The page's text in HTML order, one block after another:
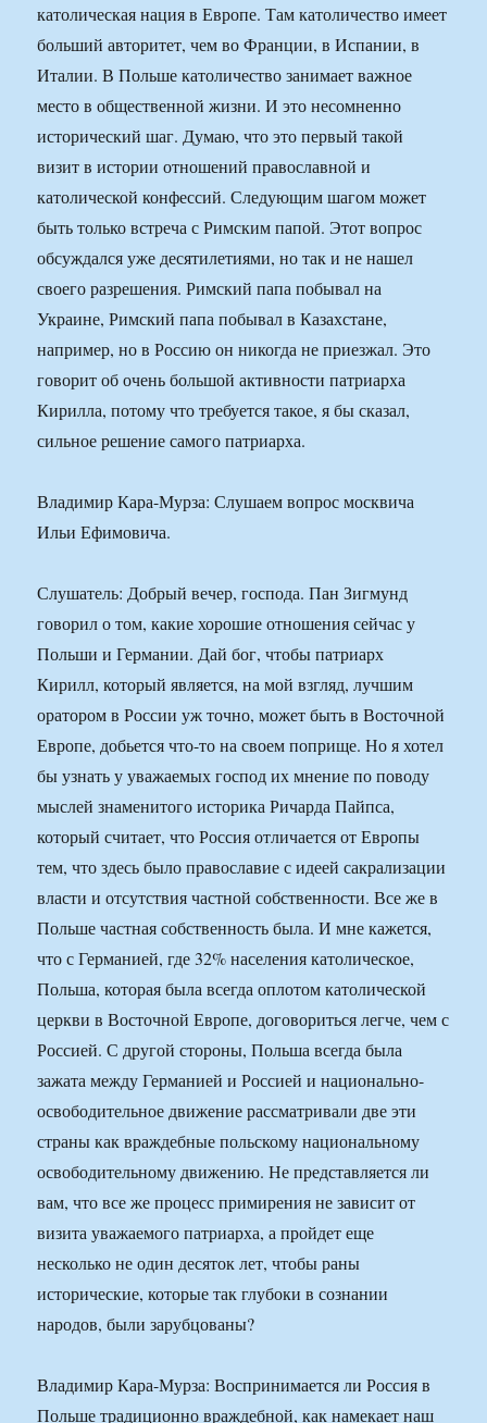
католическая нация в Европе. Там католичество имеет
больший авторитет, чем во Франции, в Испании, в
Италии. В Польше католичество занимает важное
место в общественной жизни. И это несомненно
исторический шаг. Думаю, что это первый такой
визит в истории отношений православной и
католической конфессий. Следующим шагом может
быть только встреча с Римским папой. Этот вопрос
обсуждался уже десятилетиями, но так и не нашел
своего разрешения. Римский папа побывал на
Украине, Римский папа побывал в Казахстане,
например, но в Россию он никогда не приезжал. Это
говорит об очень большой активности патриарха
Кирилла, потому что требуется такое, я бы сказал,
сильное решение самого патриарха.
Владимир Кара-Мурза: Слушаем вопрос москвича
Ильи Ефимовича.
Слушатель: Добрый вечер, господа. Пан Зигмунд
говорил о том, какие хорошие отношения сейчас у
Польши и Германии. Дай бог, чтобы патриарх
Кирилл, который является, на мой взгляд, лучшим
оратором в России уж точно, может быть в Восточной
Европе, добьется что-то на своем поприще. Но я хотел
бы узнать у уважаемых господ их мнение по поводу
мыслей знаменитого историка Ричарда Пайпса,
который считает, что Россия отличается от Европы
тем, что здесь было православие с идеей сакрализации
власти и отсутствия частной собственности. Все же в
Польше частная собственность была. И мне кажется,
что с Германией, где 32% населения католическое,
Польша, которая была всегда оплотом католической
церкви в Восточной Европе, договориться легче, чем с
Россией. С другой стороны, Польша всегда была
зажата между Германией и Россией и национально-
освободительное движение рассматривали две эти
страны как враждебные польскому национальному
освободительному движению. Не представляется ли
вам, что все же процесс примирения не зависит от
визита уважаемого патриарха, а пройдет еще
несколько не один десяток лет, чтобы раны
исторические, которые так глубоки в сознании
народов, были зарубцованы?
Владимир Кара-Мурза: Воспринимается ли Россия в
Польше традиционно враждебной, как намекает наш